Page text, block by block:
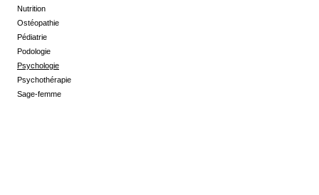
Nutrition
Ostéopathie
Pédiatrie
Podologie
Psychologie
Psychothérapie
Sage-femme